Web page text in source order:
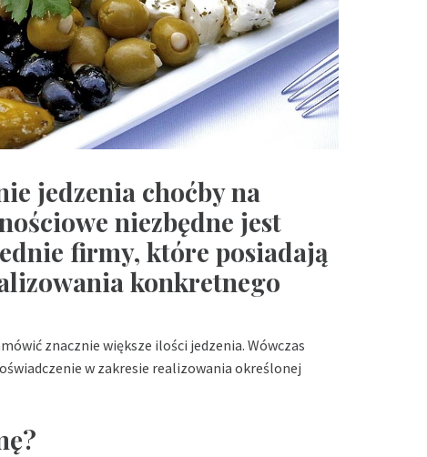
jedzenia choćby na
niezbędne jest
firmy, które posiadają
konkretnego
znacznie większe ilości jedzenia. Wówczas
w zakresie realizowania określonej